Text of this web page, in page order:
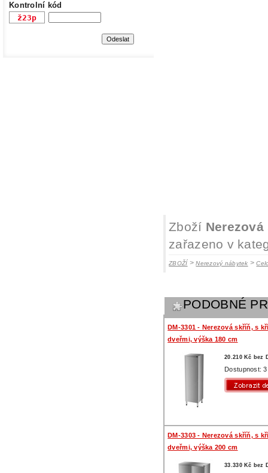
Kontrolní kód
Zboží
zařazeno v
ZBOŽÍ>Nerezový nábytek >
PODOBNÉ
DM-3301 - Nerezová skříň, s
dveřmi, výška 180 cm
20.210 Kč bez
Dostupnost:
DM-3303 - Nerezová skříň, s
dveřmi, výška 200 cm
33.330 Kč bez